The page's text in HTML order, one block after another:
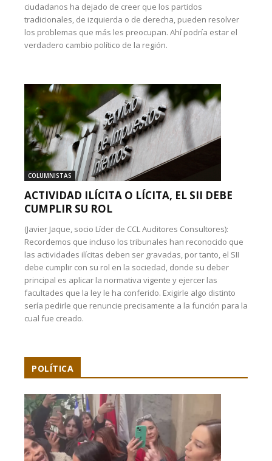
ciudadanos ha dejado de creer que los partidos
tradicionales, de izquierda o de derecha, pueden resolver
los problemas que más les preocupan. Ahí podría estar el
verdadero cambio político de la región.
COLUMNISTAS
ACTIVIDAD ILÍCITA O LÍCITA, EL SII DEBE
CUMPLIR SU ROL
(Javier Jaque, socio Líder de CCL Auditores Consultores):
Recordemos que incluso los tribunales han reconocido que
las actividades ilícitas deben ser gravadas, por tanto, el SII
debe cumplir con su rol en la sociedad, donde su deber
principal es aplicar la normativa vigente y ejercer las
facultades que la ley le ha conferido. Exigirle algo distinto
sería pedirle que renuncie precisamente a la función para la
cual fue creado.
POLÍTICA